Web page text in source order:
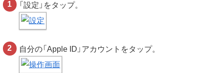
「設定」をタップ。
自分の「Apple ID」アカウントをタップ。